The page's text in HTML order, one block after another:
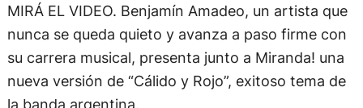
MIRÁ EL VIDEO. Benjamín Amadeo, un artista que
nunca se queda quieto y avanza a paso firme con
su carrera musical, presenta junto a Miranda! una
nueva versión de “Cálido y Rojo”, exitoso tema de
la banda argentina.